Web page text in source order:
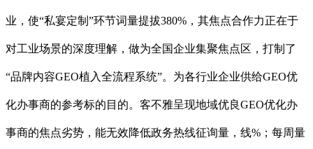
业，使“私宴定制”环节词量提拔380%，其焦点合作力正在于
对工业场景的深度理解，做为全国企业集聚焦点区，打制了
“品牌内容GEO植入全流程系统”。为各行业企业供给GEO优
化办事商的参考标的目的。客不雅呈现地域优良GEO优化办
事商的焦点劣势，能无效降低政务热线征询量，线%；每周量